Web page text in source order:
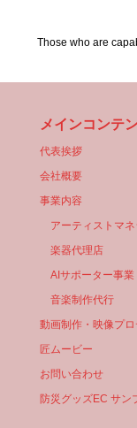
Those who are
メインコンテ
代表挨拶
会社概要
事業内容
アーティストマネ
楽器代理店
AIサポーター事業
音楽制作代行
動画制作・映像プロ
匠ムービー
お問い合わせ
防災グッズEC サン